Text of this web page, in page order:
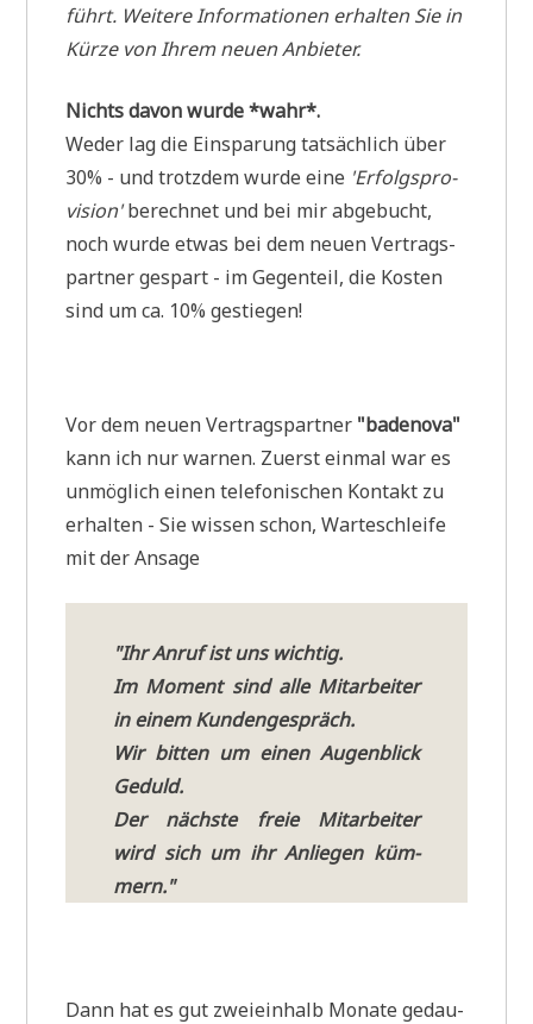
führt. Wei­te­re Infor­ma­tio­nen erhal­ten Sie in
Kür­ze von Ihrem neu­en Anbieter.
Nichts davon wur­de *wahr*.
Weder lag die Ein­spa­rung tat­säch­lich über
30% - und trotz­dem wur­de eine 'Erfolgs­pro­
vi­si­on'berech­net und bei mir abge­bucht,
noch wur­de etwas bei dem neu­en Ver­trags­
part­ner gespart - im Gegen­teil, die Kosten
sind um ca. 10% gestiegen!
Vor dem neu­en Ver­trags­part­ner "bade­no­va"
kann ich nur war­nen. Zuerst ein­mal war es
unmög­lich einen tele­fo­ni­schen Kon­takt zu
erhal­ten - Sie wis­sen schon, War­te­schlei­fe
mit der Ansage
"Ihr Anruf ist uns wichtig.
Im Moment sind alle Mit­ar­bei­ter
in einem Kundengespräch.
Wir bit­ten um einen Augen­blick
Geduld.
Der näch­ste freie Mit­ar­bei­ter
wird sich um ihr Anlie­gen küm­
mern."
Dann hat es gut zwei­ein­halb Mona­te gedau­